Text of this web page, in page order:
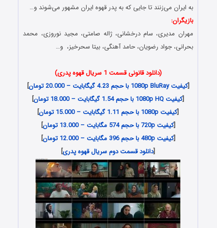
به ایران می‌‌زنند تا جایی که به پدر قهوه ایران مشهور می‌‌شوند و…
بازیگران:
مهران مدیری، سام درخشانی، ژاله صامتی، مجید نوروزی، محمد
بحرانی، جواد رضویان، حامد آهنگی، بیتا سحرخیز، و…
(دانلود قانونی قسمت 1 سریال قهوه پدری)
[کیفیت 1080p BluRay با حجم 4.23 گیگابایت – 20.000 تومان
]
[کیفیت 1080p HQ با حجم 1.54 گیگابایت – 18.000 تومان
]
[کیفیت 1080p با حجم 1.11 گیگابایت – 15.000 تومان
]
[کیفیت 720p با حجم 574 مگابایت – 13.000 تومان
]
[کیفیت 480p با حجم 396 مگابایت – 12.000 تومان
]
[دانلود قسمت دوم سریال قهوه پدری]